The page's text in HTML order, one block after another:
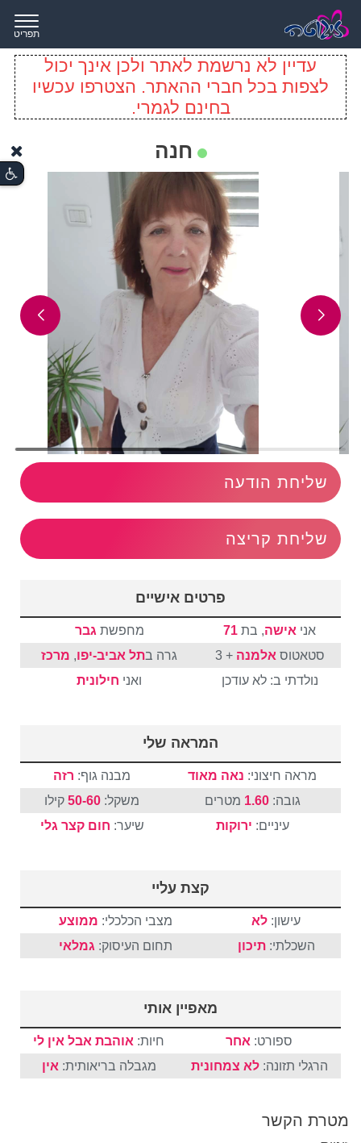
תפריט
עדיין לא נרשמת לאתר ולכן אינך יכול
לצפות בכל חברי ההאתר. הצטרפו עכשיו
בחינם לגמרי.
חנה
שליחת הודעה
שליחת קריצה
פרטים אישיים
אני אישה, בת 71 מחפשת גבר
סטאטוס אלמנה + 3 גרה בתל אביב-יפו, מרכז
נולדתי ב: לא עודכן
ואני חילונית
המראה שלי
מראה חיצוני: נאה מאוד מבנה גוף: רזה
גובה:1.60 מטרים משקל: 50-60 קילו
עיניים: ירוקות שיער: חום קצר גלי
קצת עליי
עישון: לא מצבי הכלכלי: ממוצע
השכלתי:תיכון תחום העיסוק: גמלאי
מאפיין אותי
ספורט: אחר חיות: אוהבת אבל אין לי
הרגלי תזונה:לא צמחונית מגבלה בריאותית: אין
מטרת הקשר